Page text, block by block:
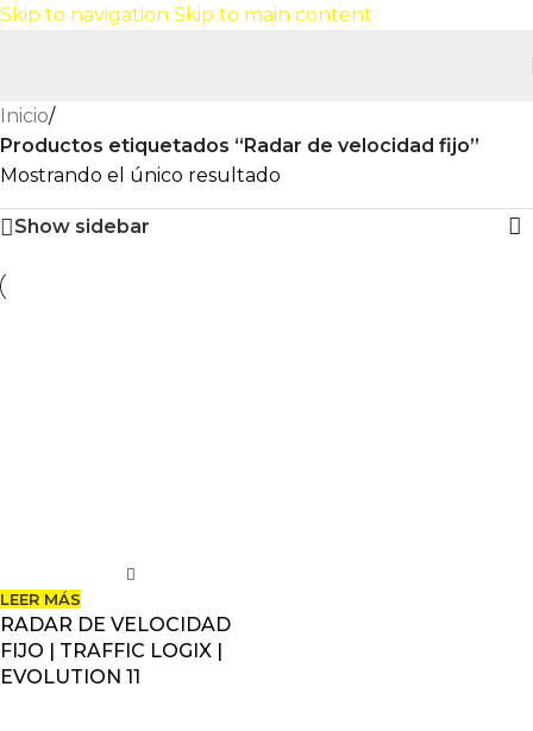
Skip to navigation Skip to main content
Inicio/
Productos etiquetados “Radar de velocidad fijo”
Mostrando el único resultado
Show sidebar
LEER MÁS
RADAR DE VELOCIDAD
FIJO | TRAFFIC LOGIX |
EVOLUTION 11